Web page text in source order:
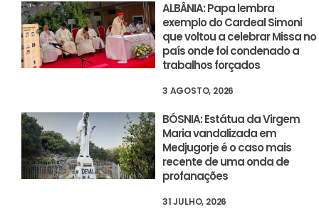
ALBÂNIA: Papa lembra
exemplo do Cardeal Simoni
que voltou a celebrar Missa no
país onde foi condenado a
trabalhos forçados
3 AGOSTO, 2026
BÓSNIA: Estátua da Virgem
Maria vandalizada em
Medjugorje é o caso mais
recente de uma onda de
profanações
31 JULHO, 2026